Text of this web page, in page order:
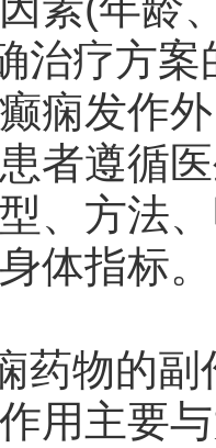
治疗方
痫发作
者遵循
、方法
体指标。
药物的
用主要